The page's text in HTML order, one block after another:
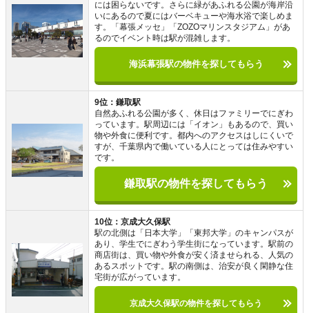
には困らないです。さらに緑があふれる公園が海岸沿
いにあるので夏にはバーベキューや海水浴で楽しめま
す。「幕張メッセ」「ZOZOマリンスタジアム」があ
るのでイベント時は駅が混雑します。
海浜幕張駅の物件を探してもらう
9位：鎌取駅
自然あふれる公園が多く、休日はファミリーでにぎわ
っています。駅周辺には「イオン」もあるので、買い
物や外食に便利です。都内へのアクセスはしにくいで
すが、千葉県内で働いている人にとっては住みやすい
です。
鎌取駅の物件を探してもらう
10位：京成大久保駅
駅の北側は「日本大学」「東邦大学」のキャンパスが
あり、学生でにぎわう学生街になっています。駅前の
商店街は、買い物や外食が安く済ませられる、人気の
あるスポットです。駅の南側は、治安が良く閑静な住
宅街が広がっています。
京成大久保駅の物件を探してもらう